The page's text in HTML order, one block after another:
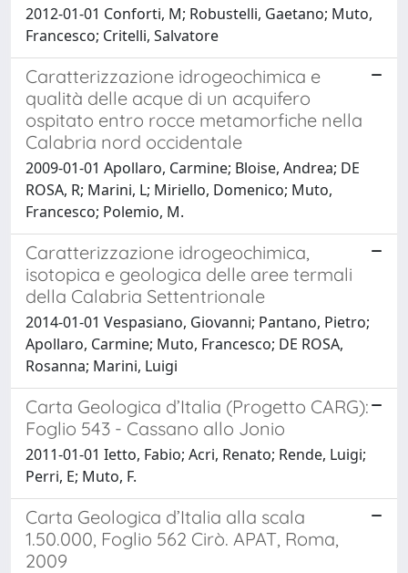
2012-01-01 Conforti, M; Robustelli, Gaetano; Muto,
Francesco; Critelli, Salvatore
Caratterizzazione idrogeochimica e
qualità delle acque di un acquifero
ospitato entro rocce metamorfiche nella
Calabria nord occidentale
2009-01-01 Apollaro, Carmine; Bloise, Andrea; DE
ROSA, R; Marini, L; Miriello, Domenico; Muto,
Francesco; Polemio, M.
Caratterizzazione idrogeochimica,
isotopica e geologica delle aree termali
della Calabria Settentrionale
2014-01-01 Vespasiano, Giovanni; Pantano, Pietro;
Apollaro, Carmine; Muto, Francesco; DE ROSA,
Rosanna; Marini, Luigi
Carta Geologica d’Italia (Progetto CARG):
Foglio 543 - Cassano allo Jonio
2011-01-01 Ietto, Fabio; Acri, Renato; Rende, Luigi;
Perri, E; Muto, F.
Carta Geologica d’Italia alla scala
1.50.000, Foglio 562 Cirò. APAT, Roma,
2009